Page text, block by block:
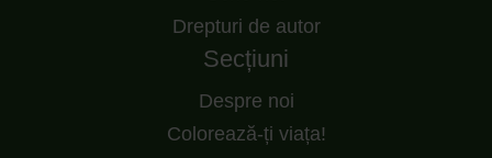
Drepturi de autor
Secțiuni
Despre noi
Colorează-ți viața!